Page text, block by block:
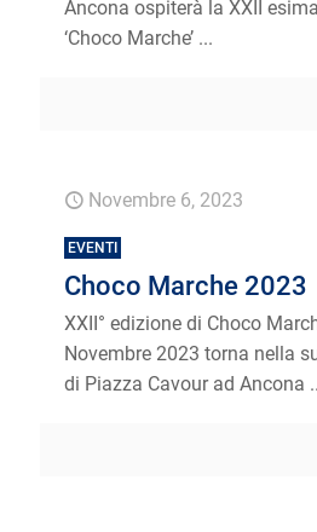
Ancona ospiterà la XXII
‘Choco Marche’ ...
Novembre 6, 2023
EVENTI
Choco Marche 2023
XXII° edizione di Choco
Novembre 2023 torna nella
di Piazza Cavour ad Ancona